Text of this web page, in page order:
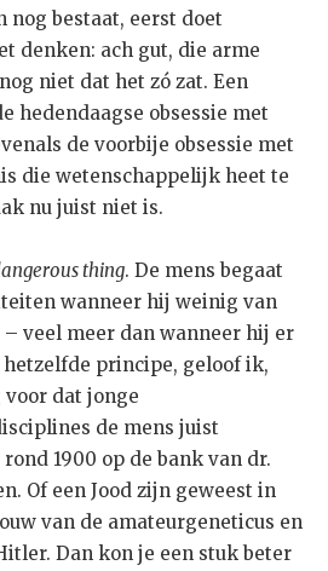
nog bestaat, eerst doet
denken: ach gut, die arme
niet dat het zó zat. Een
hedendaagse obsessie met
de voorbije obsessie met
die wetenschappelijk heet te
nu juist niet is.
thing. De mens begaat
wanneer hij weinig van
veel meer dan wanneer hij er
principe, geloof ik,
dat jonge
de mens juist
1900 op de bank van dr.
Of een Jood zijn geweest in
van de amateurgeneticus en
Dan kon je een stuk beter